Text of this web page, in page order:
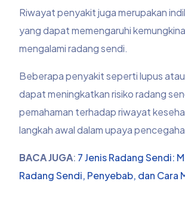
Riwayat penyakit juga merupakan
yang dapat memengaruhi
mengalami radang sendi.
Beberapa penyakit seperti lupus
dapat meningkatkan risiko radang
pemahaman terhadap riwayat
langkah awal dalam upaya
BACA JUGA: 7 Jenis Radang Sendi:
Radang Sendi, Penyebab, dan Cara